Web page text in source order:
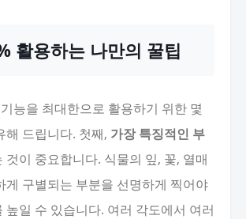
활용하는 나만의 꿀팁
능을 최대한으로 활용하기 위한 몇
해 드립니다. 첫째, 가장 특징적인 부
것이 중요합니다. 식물의 잎, 꽃, 열매
게 구별되는 부분을 선명하게 찍어야
높일 수 있습니다. 여러 각도에서 여러